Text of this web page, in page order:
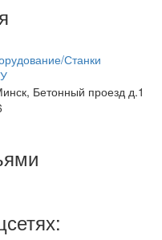
Станки
Бетонный проезд д.1